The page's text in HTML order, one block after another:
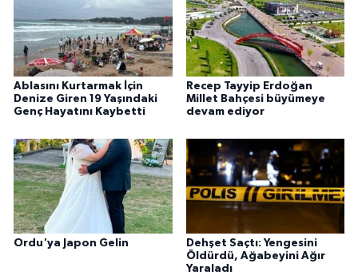
Ablasını Kurtarmak İçin
Denize Giren 19 Yaşındaki
Genç Hayatını Kaybetti
Recep Tayyip Erdoğan
Millet Bahçesi büyümeye
devam ediyor
Ordu'ya Japon Gelin
Dehşet Saçtı: Yengesini
Öldürdü, Ağabeyini Ağır
Yaraladı